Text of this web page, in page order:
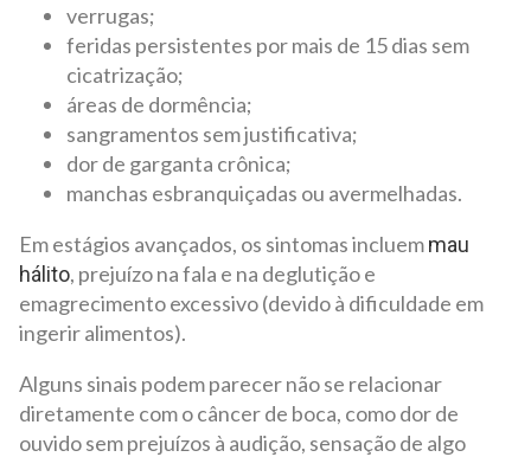
verrugas;
feridas persistentes por mais de 15 dias sem
cicatrização;
áreas de dormência;
sangramentos sem justificativa;
dor de garganta crônica;
manchas esbranquiçadas ou avermelhadas.
Em estágios avançados, os sintomas incluemmau
hálito, prejuízo na fala e na deglutição e
emagrecimento excessivo (devido à dificuldade em
ingerir alimentos).
Alguns sinais podem parecer não se relacionar
diretamente com o câncer de boca, como dor de
ouvido sem prejuízos à audição, sensação de algo